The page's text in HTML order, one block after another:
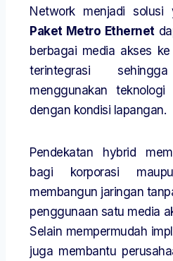
Network menjadi solusi
Paket Metro Ethernet
berbagai media akses
terintegrasi
menggunakan
dengan kondisi lapangan.
Pendekatan hybrid
bagi korporasi
membangun jaringan
penggunaan satu media
Selain mempermudah
juga membantu